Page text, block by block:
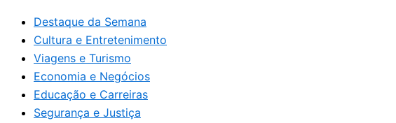
Destaque da Semana
Cultura e Entretenimento
Viagens e Turismo
Economia e Negócios
Educação e Carreiras
Segurança e Justiça